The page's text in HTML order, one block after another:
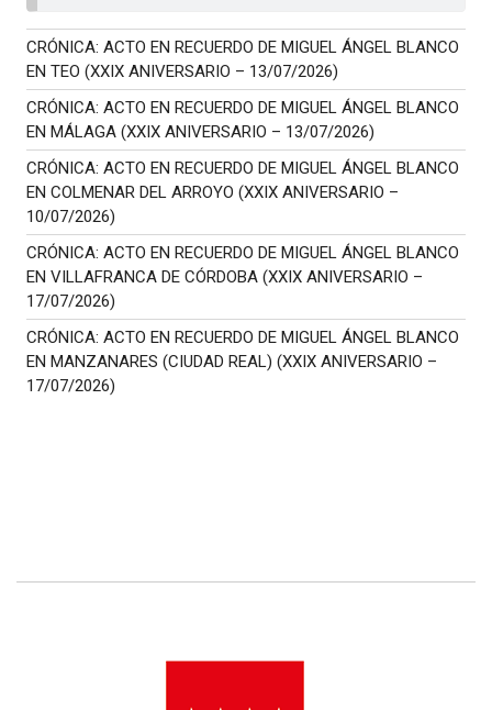
CRÓNICA: ACTO EN RECUERDO DE MIGUEL ÁNGEL BLANCO
EN TEO (XXIX ANIVERSARIO – 13/07/2026)
CRÓNICA: ACTO EN RECUERDO DE MIGUEL ÁNGEL BLANCO
EN MÁLAGA (XXIX ANIVERSARIO – 13/07/2026)
CRÓNICA: ACTO EN RECUERDO DE MIGUEL ÁNGEL BLANCO
EN COLMENAR DEL ARROYO (XXIX ANIVERSARIO –
10/07/2026)
CRÓNICA: ACTO EN RECUERDO DE MIGUEL ÁNGEL BLANCO
EN VILLAFRANCA DE CÓRDOBA (XXIX ANIVERSARIO –
17/07/2026)
CRÓNICA: ACTO EN RECUERDO DE MIGUEL ÁNGEL BLANCO
EN MANZANARES (CIUDAD REAL) (XXIX ANIVERSARIO –
17/07/2026)